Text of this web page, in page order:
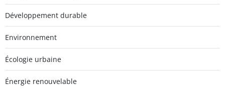
Développement durable
Environnement
Écologie urbaine
Énergie renouvelable